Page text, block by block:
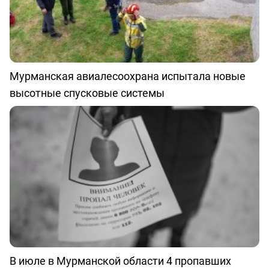
Мурманская авиалесоохрана испытала новые
высотные спусковые системы
В июле в Мурманской области 4 пропавших